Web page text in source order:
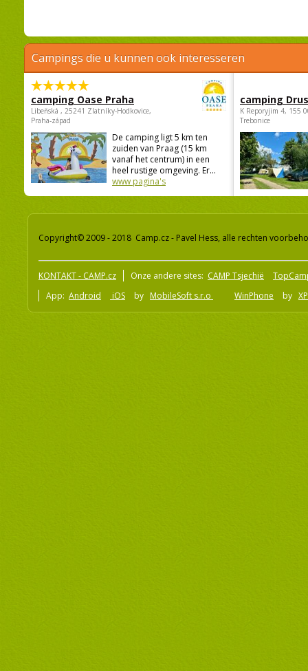
Campings die u kunnen ook interesseren
camping Oase Praha
Libeňská , 25241 Zlatníky-Hodkovice,
Praha-západ
De camping ligt 5 km ten
zuiden van Praag (15 km
vanaf het centrum) in een
heel rustige omgeving. Er...
www pagina's
camping
K Reporyjim 4, 155
Trebonice
Copyright© 2009 - 2018 Camp.cz - Pavel Hess, alle rechten
KONTAKT - CAMP.cz Onze andere sites: CAMP Tsjechië
App: Android iOS by MobileSoft s.r.o WinPhone by